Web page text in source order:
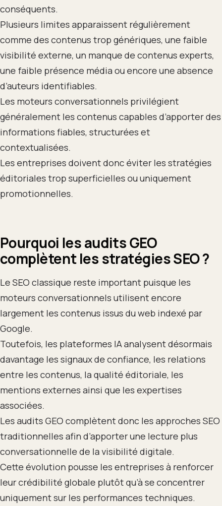
conséquents.
Plusieurs limites apparaissent régulièrement
comme des contenus trop génériques, une faible
visibilité externe, un manque de contenus experts,
une faible présence média ou encore une absence
d’auteurs identifiables.
Les moteurs conversationnels privilégient
généralement les contenus capables d’apporter des
informations fiables, structurées et
contextualisées.
Les entreprises doivent donc éviter les stratégies
éditoriales trop superficielles ou uniquement
promotionnelles.
Pourquoi les audits GEO
complètent les stratégies SEO ?
Le SEO classique reste important puisque les
moteurs conversationnels utilisent encore
largement les contenus issus du web indexé par
Google.
Toutefois, les plateformes IA analysent désormais
davantage les signaux de confiance, les relations
entre les contenus, la qualité éditoriale, les
mentions externes ainsi que les expertises
associées.
Les audits GEO complètent donc les approches SEO
traditionnelles afin d’apporter une lecture plus
conversationnelle de la visibilité digitale.
Cette évolution pousse les entreprises à renforcer
leur crédibilité globale plutôt qu’à se concentrer
uniquement sur les performances techniques.